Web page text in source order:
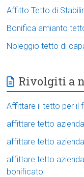
Affitto Tetto di
Bonifica amianto
Noleggio tetto di
Rivolgiti a
Affittare il tetto per il
affittare tetto
affittare tetto
affittare tetto
bonificato